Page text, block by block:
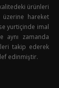
ürünleri
hareket
yurtiçinde imal
aynı zamanda
takip ederek
edinmiştir.